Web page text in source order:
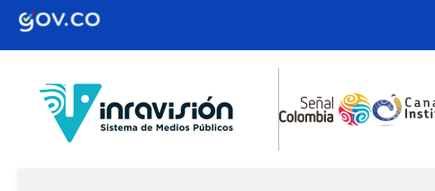
Pasar al contenido principal